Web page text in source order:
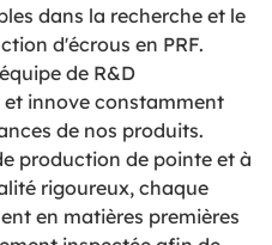
dans la recherche et le
d'écrous en PRF.
de R&D
innove constamment
de nos produits.
production de pointe et à
rigoureux, chaque
en matières premières